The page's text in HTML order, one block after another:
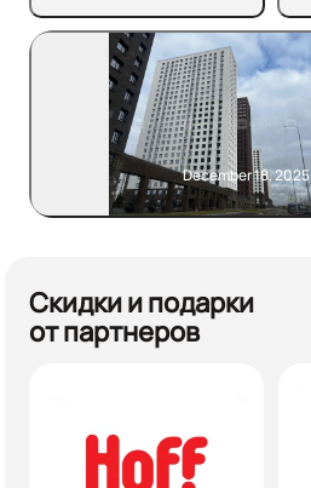
December 18, 2025
Скидки и подарки
от партнеров